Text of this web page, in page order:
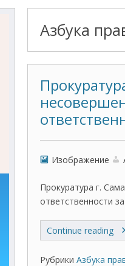
Азбука
Изображение
Прокуратура г.
ответственности
Continue reading
Рубрики Азбука